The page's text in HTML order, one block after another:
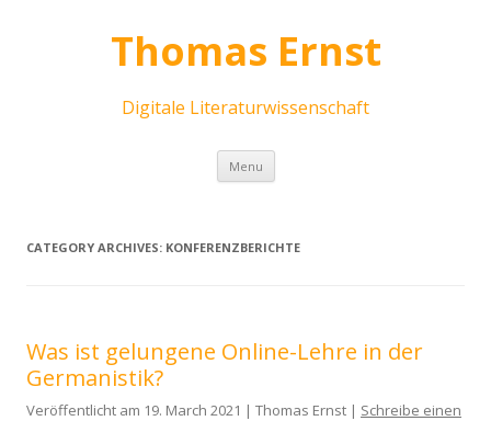
Thomas Ernst
Digitale Literaturwissenschaft
Menu Skip
content
CATEGORY ARCHIVES: KONFERENZBERICHTE
Was ist gelungene Online-Lehre in der
Germanistik?
Veröffentlicht am 19. March 2021 | Thomas Ernst | Schreibe einen